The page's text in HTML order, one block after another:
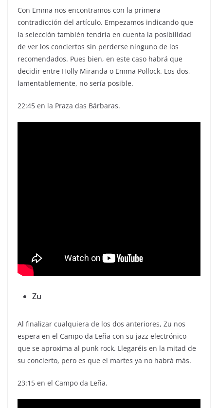
Con Emma nos encontramos con la primera
contradicción del artículo. Empezamos indicando que
la selección también tendría en cuenta la posibilidad
de ver los conciertos sin perderse ninguno de los
recomendados. Pues bien, en este caso habrá que
decidir entre Holly Miranda o Emma Pollock. Los dos,
lamentablemente, no sería posible.
22:45 en la Praza das Bárbaras.
Zu
Al finalizar cualquiera de los dos anteriores, Zu nos
espera en el Campo da Leña con su jazz electrónico
que se aproxima al punk rock. Llegaréis en la mitad de
su concierto, pero es que el martes ya no habrá más.
23:15 en el Campo da Leña.